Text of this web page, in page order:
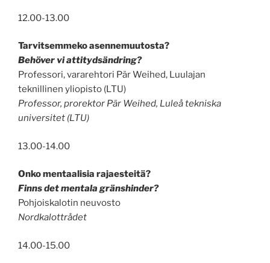
12.00-13.00
Tarvitsemmeko asennemuutosta?
Behöver vi attitydsändring?
Professori, vararehtori Pär Weihed, Luulajan
teknillinen yliopisto (LTU)
Professor, prorektor Pär Weihed, Luleå tekniska
universitet (LTU)
13.00-14.00
Onko mentaalisia rajaesteitä?
Finns det mentala gränshinder?
Pohjoiskalotin neuvosto
Nordkalottrådet
14.00-15.00